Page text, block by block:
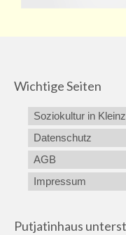
Wichtige Seiten
Soziokultur in
Datenschutz
AGB
Impressum
Putjatinhaus